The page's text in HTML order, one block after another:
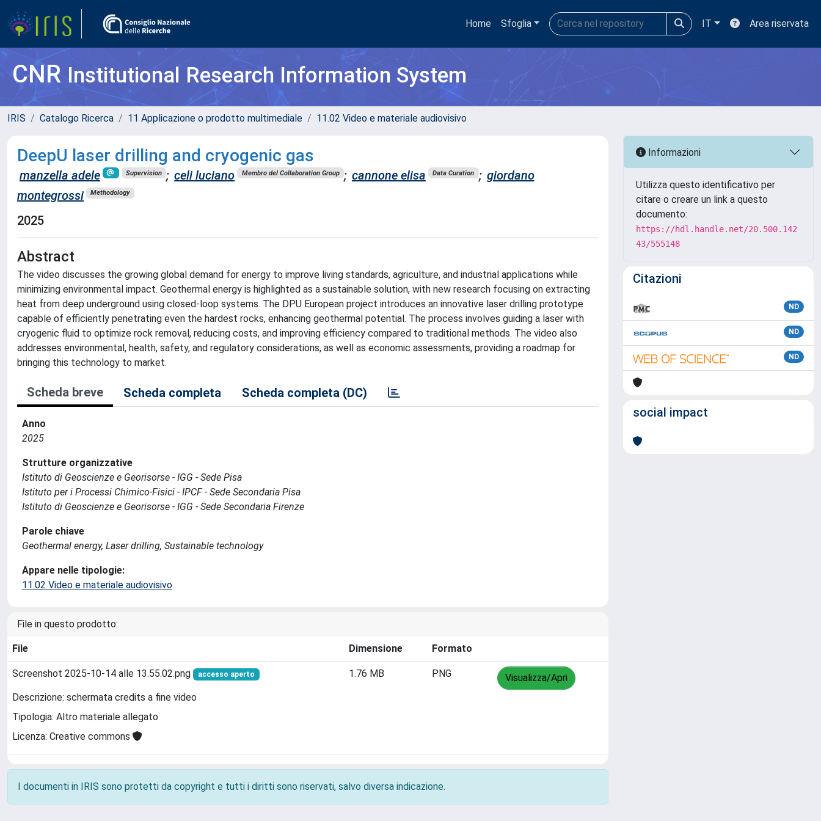
Home Sfoglia IT Area riservata
CNRInstitutional Research Information System
IRIS Catalogo Ricerca 11 Applicazione o prodotto multimediale 11.02 Video e materiale audiovisivo
DeepU laser drilling and cryogenic gas
manzella adele Supervision ; celi luciano Membro del Collaboration Group ; cannone elisa Data Curation ; giordano
montegrossi
Methodology
2025
Abstract
The video discusses the growing global demand for energy to improve living standards, agriculture, and industrial applications while
minimizing environmental impact. Geothermal energy is highlighted as a sustainable solution, with new research focusing on extracting
heat from deep underground using closed-loop systems. The DPU European project introduces an innovative laser drilling prototype
capable of efficiently penetrating even the hardest rocks, enhancing geothermal potential. The process involves guiding a laser with
cryogenic fluid to optimize rock removal, reducing costs, and improving efficiency compared to traditional methods. The video also
addresses environmental, health, safety, and regulatory considerations, as well as economic assessments, providing a roadmap for
bringing this technology to market.
Scheda breve Scheda completa Scheda completa (DC)
Anno
2025
Strutture organizzative
Istituto di Geoscienze e Georisorse - IGG - Sede Pisa
Istituto per i Processi Chimico-Fisici - IPCF - Sede Secondaria Pisa
Istituto di Geoscienze e Georisorse - IGG - Sede Secondaria Firenze
Parole chiave
Geothermal energy, Laser drilling, Sustainable technology
Appare nelle tipologie:
11.02 Video e materiale audiovisivo
File in questo prodotto:
File Dimensione Formato
Screenshot 2025-10-14 alle 13.55.02.png accesso aperto
Descrizione: schermata credits a fine video
Tipologia: Altro materiale allegato
Licenza: Creative commons
1.76 MB PNG Visualizza/Apri
I documenti in IRIS sono protetti da copyright e tutti i diritti sono riservati, salvo diversa indicazione.
Informazioni
Utilizza questo identificativo per
citare o creare un link a questo
documento:
https://hdl.handle.net/20.500.142
43/555148
Citazioni
ND
ND
ND
social impact